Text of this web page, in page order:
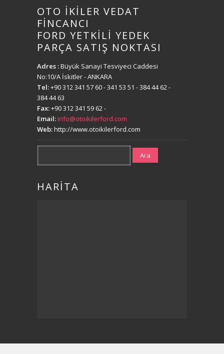
OTO İKİLER VEDAT
FİNCANCI
FORD YETKİLİ YEDEK
PARÇA SATIŞ NOKTASI
Adres :Büyük Sanayi Tesviyeci Caddesi
No:10/A İskitler - ANKARA
Tel:+90 312 341 57 60- 341 53 51 - 384 44 62 -
384 44 63
Fax:+90 312 341 59 62-
Email:info@otoikilerford.com
Web:http://www.otoikilerford.com
Ara
HARİTA